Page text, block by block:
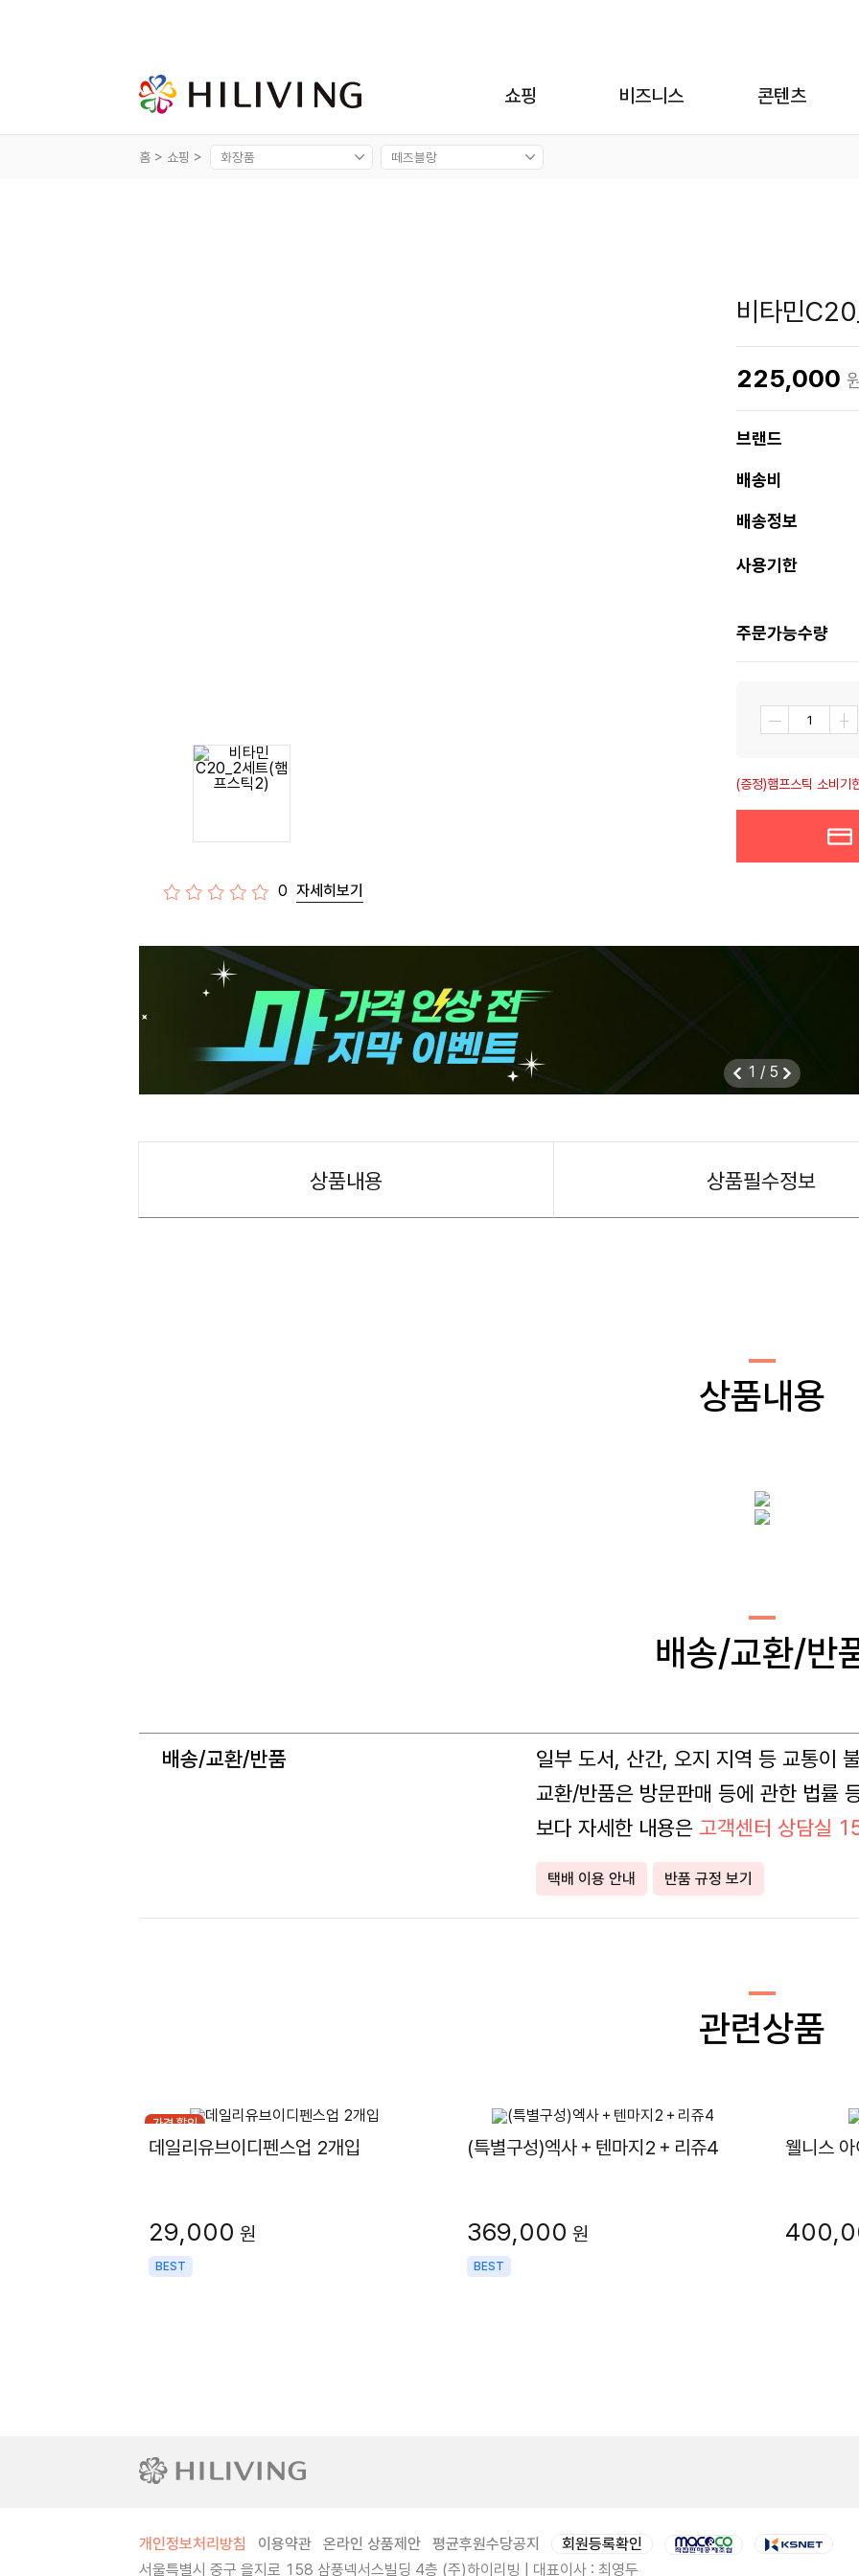
쇼핑 비즈니스 콘텐츠
홈 > 쇼핑 >
0 자세히보기
비타민
225,000
브랜드
배송비
배송정보
사용기한
주문가능수량
― ┼
(증정)햄프스틱 소비
1 / 5
상품내용 상품필수정보
상품내용
배송/교환/반
배송/교환/반품
일부 도서, 산간, 오지 지역 등 교통이
교환/반품은 방문판매 등에 관한 법률
보다 자세한 내용은 고객센터 상담실
택배 이용 안내 반품 규정 보기
관련상품
가격 할인
데일리유브이디펜스업 2개입
29,000 원
BEST
(특별구성)엑사＋텐마지2＋리쥬4
369,000 원
BEST
웰니스
개인정보처리방침 이용약관 온라인 상품제안 평균후원수당공지
회원등록확인
서울특별시 중구 을지로 158 삼풍넥서스빌딩 4층 (주)하이리빙 | 대표이사 : 최영두